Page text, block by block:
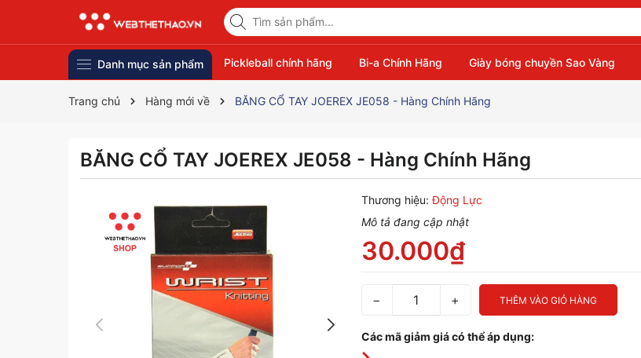
Danh mục sản phẩm Pickleball chính hãng Bi-a Chính Hãng Giày bóng chuyền Sao Vàng
Trang chủ Hàng mới về BĂNG CỔ TAY JOEREX JE058 - Hàng Chính Hãng
BĂNG CỔ TAY JOEREX JE058 - Hàng Chính Hãng
Thương hiệu: Động Lực
Mô tả đang cập nhật
30.000₫
− + THÊM VÀO GIỎ HÀNG
Các mã giảm giá có thể áp dụng: